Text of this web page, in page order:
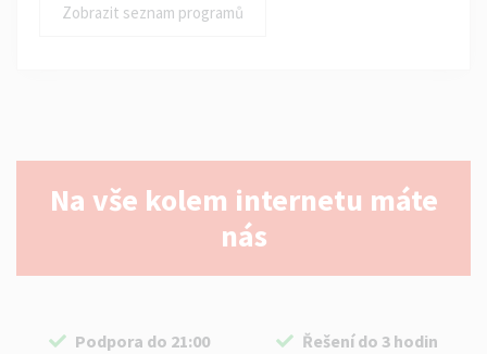
Zobrazit seznam programů
Na vše kolem internetu máte
nás
Podpora do 21:00 Řešení do 3 hodin